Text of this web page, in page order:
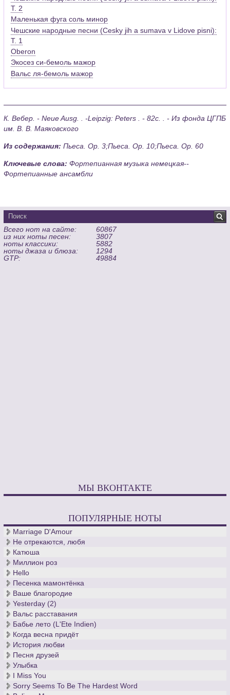
Т. 2
Маленькая фуга соль минор
Чешские народные песни (Cesky jih a sumava v Lidove pisni):
Т. 1
Oberon
Экосез си-бемоль мажор
Вальс ля-бемоль мажор
К. Вебер. - Neue Ausg. . -Leipzig: Peters . - 82с. . - Из фонда ЦГПБ
им. В. В. Маяковского
Из содержания:Пьеса. Op. 3;Пьеса. Op. 10;Пьеса. Op. 60
Ключевые слова:Фортепианная музыка немецкая--
Фортепианные ансамбли
Всего нот на сайте:
60867
из них ноты песен:
3807
ноты классики:
5882
ноты джаза и блюза:
1294
GTP:
49884
МЫ ВКОНТАКТЕ
ПОПУЛЯРНЫЕ НОТЫ
Marriage D'Amour
Не отрекаются, любя
Катюша
Миллион роз
Hello
Песенка мамонтёнка
Ваше благородие
Yesterday (2)
Вальс расставания
Бабье лето (L'Ete Indien)
Когда весна придёт
История любви
Песня друзей
Улыбка
I Miss You
Sorry Seems To Be The Hardest Word